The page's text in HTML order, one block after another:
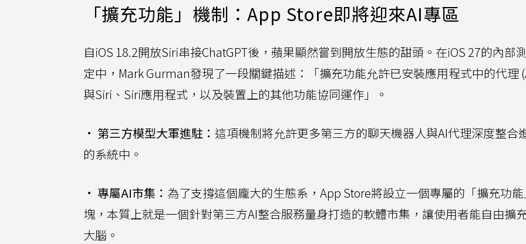
「擴充功能」機制：App Store即將迎來AI專區
自iOS 18.2開放Siri串接ChatGPT後，蘋果顯然嘗到開放生態的甜頭。在iOS 27的內部
定中，Mark Gurman發現了一段關鍵描述：「擴充功能允許已安裝應用程式中的代理
與Siri、Siri應用程式，以及裝置上的其他功能協同運作」。
• 第三方模型大軍進駐： 這項機制將允許更多第三方的聊天機器人與AI代理深度整合
的系統中。
• 專屬AI市集： 為了支撐這個龐大的生態系，App Store將設立一個專屬的「擴充功
塊，本質上就是一個針對第三方AI整合服務量身打造的軟體市集，讓使用者能自由擴
大腦。